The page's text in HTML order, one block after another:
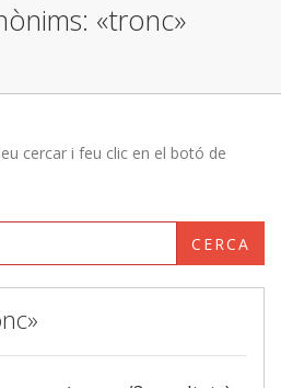
«tronc»
cercar i feu clic en el botó de
CERCA